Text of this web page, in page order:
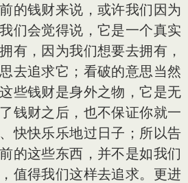
的钱财来说，或许我们因为
们会觉得说，它是一个真实
有，因为我们想要去拥有，
去追求它；看破的意思当然
些钱财是身外之物，它是无
钱财之后，也不保证你就一
快快乐乐地过日子；所以告
的这些东西，并不是如我们
值得我们这样去追求。更进